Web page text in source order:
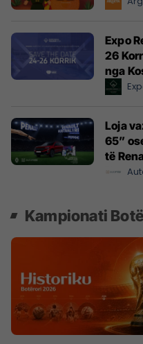
Expo
26
nga
Loja
65”
të
Kampionati